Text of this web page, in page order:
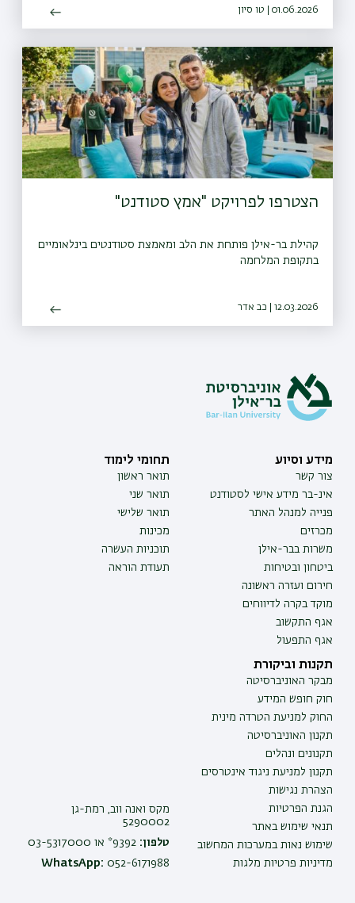
01.06.2026 | טו סיון
הצטרפו לפרויקט "אמץ סטודנט"
קהילת בר-אילן פותחת את הלב ומאמצת סטודנטים בינלאומיים
בתקופת המלחמה
12.03.2026 | כב אדר
מידע וסיוע
צור קשר
אינ-בר מידע אישי לסטודנט
פנייה למנהל האתר
מכרזים
משרות בבר-אילן
ביטחון ובטיחות
חירום ועזרה ראשונה
מוקד בקרה לדיווחים
אגף התקשוב
אגף התפעול
תחומי לימוד
תואר ראשון
תואר שני
תואר שלישי
מכינות
תוכניות העשרה
תעודת הוראה
תקנות וביקורת
מבקר האוניברסיטה
חוק חופש המידע
החוק למניעת הטרדה מינית
תקנון האוניברסיטה
תקנונים ונהלים
תקנון למניעת ניגוד אינטרסים
הצהרת נגישות
הגנת הפרטיות
תנאי שימוש באתר
שימוש נאות במערכות המחשוב
מדיניות פרטיות מלגות
מקס ואנה ווב, רמת-גן
5290002
טלפון:
WhatsApp: 052-6171988